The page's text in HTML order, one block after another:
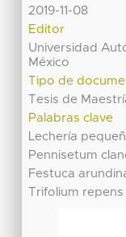
2019-11-08
Editor
Universidad
México
Tipo de
Tesis de
Palabras clave
Lechería
Pennisetum
Festuca
Trifolium repens